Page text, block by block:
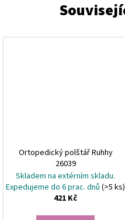
Ortopedický polštář Ruhhy
26039
Skladem na extérním skladu.
Expedujeme do 6 prac. dnů (>5 ks)
421 Kč